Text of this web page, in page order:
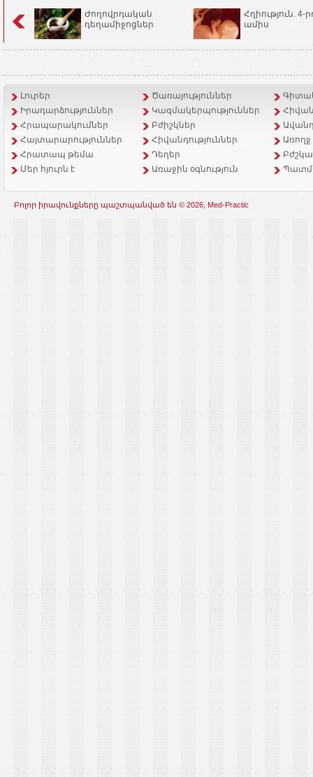
Ժողովրդական
դեղամիջոցներ
Հղիություն. 4-
ամիս
Լուրեր Ծառայություններ
Իրադարձություններ
Կազմակերպություններ
Հրապարակումներ
Բժիշկներ
Հայտարարություններ
Հիվանդություններ
Հրատապ թեմա
Դեղեր
Մեր հյուրն է
Առաջին օգնություն
Բոլոր իրավունքները պաշտպանված են © 2026, Med-Practic